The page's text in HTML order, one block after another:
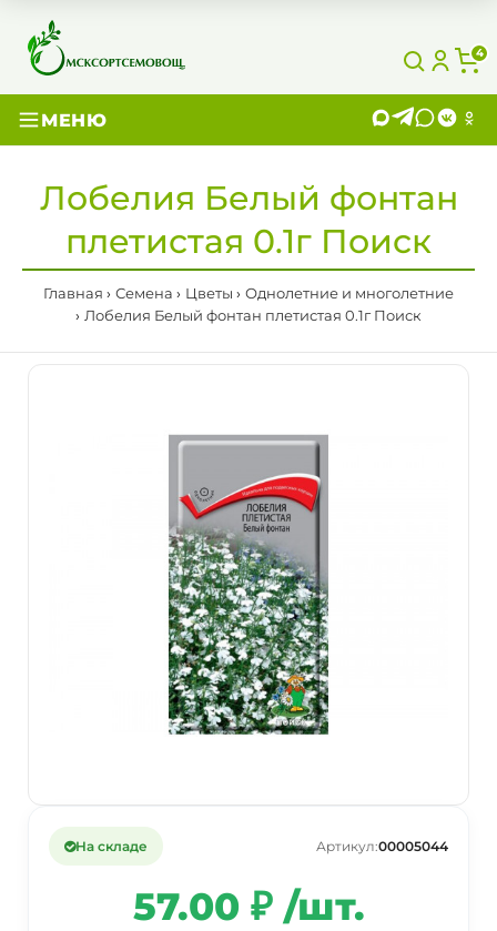
4
МЕНЮ
Лобелия Белый фонтан
плетистая 0.1г Поиск
Главная Семена Цветы
Однолетние и многолетние
Лобелия Белый фонтан плетистая 0.1г Поиск
На складе Артикул:00005044
57.00 ₽ /шт.